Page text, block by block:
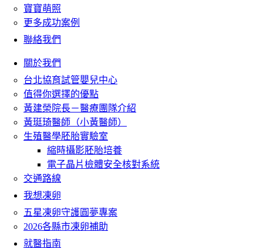
寶寶萌照
更多成功案例
聯絡我們
關於我們
台北協育試管嬰兒中心
值得你選擇的優點
黃建榮院長－醫療團隊介紹
黃珽琦醫師（小黃醫師）
生殖醫學胚胎實驗室
縮時攝影胚胎培養
電子晶片檢體安全核對系統
交通路線
我想凍卵
五星凍卵守護圓夢專案
2026各縣市凍卵補助
就醫指南